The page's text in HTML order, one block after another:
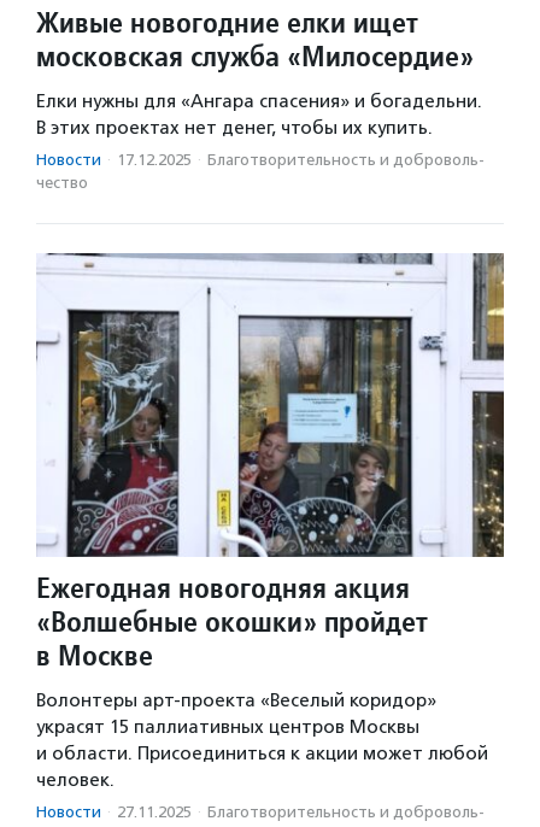
Живые новогодние елки ищет
московская служба «Милосердие»
Елки нужны для «Ангара спасения» и богадельни.
В этих проектах нет денег, чтобы их купить.
Новости · 17.12.2025 · Благотвори­тель­ность и доброволь­
чест­во
Ежегодная новогодняя акция
«Волшебные окошки» пройдет
в Москве
Волонтеры арт-проекта «Веселый коридор»
украсят 15 паллиативных центров Москвы
и области. Присоединиться к акции может любой
человек.
Новости · 27.11.2025 · Благотвори­тель­ность и доброволь­